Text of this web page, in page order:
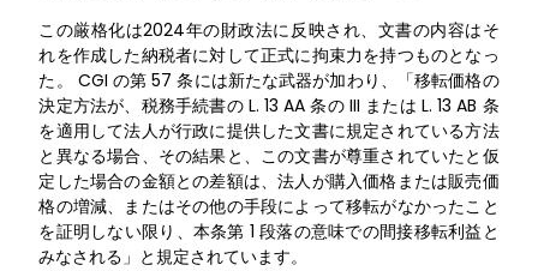
この厳格化は2024年の財政法に反映され、文書の内容はそ
れを作成した納税者に対して正式に拘束力を持つものとなっ
た。 CGI の第 57 条には新たな武器が加わり、「移転価格の
決定方法が、税務手続書の L. 13 AA 条の III または L. 13 AB 条
を適用して法人が行政に提供した文書に規定されている方法
と異なる場合、その結果と、この文書が尊重されていたと仮
定した場合の金額との差額は、法人が購入価格または販売価
格の増減、またはその他の手段によって移転がなかったこと
を証明しない限り、本条第 1 段落の意味での間接移転利益と
みなされる」と規定されています。